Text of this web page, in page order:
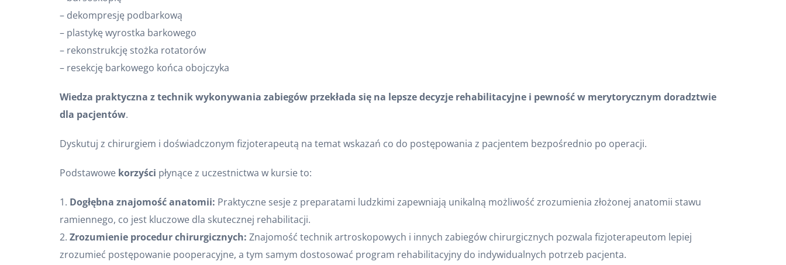
– dekompresję podbarkową
– plastykę wyrostka barkowego
– rekonstrukcję stożka rotatorów
– resekcję barkowego końca obojczyka
Wiedza praktyczna z technik wykonywania zabiegów przekłada się na lepsze decyzje rehabilitacyjne i pewność w merytorycznym doradztwie
dla pacjentów.
Dyskutuj z chirurgiem i doświadczonym fizjoterapeutą na temat wskazań co do postępowania z pacjentem bezpośrednio po operacji.
Podstawowe korzyści płynące z uczestnictwa w kursie to:
1. Dogłębna znajomość anatomii: Praktyczne sesje z preparatami ludzkimi zapewniają unikalną możliwość zrozumienia złożonej anatomii stawu
ramiennego, co jest kluczowe dla skutecznej rehabilitacji.
2. Zrozumienie procedur chirurgicznych: Znajomość technik artroskopowych i innych zabiegów chirurgicznych pozwala fizjoterapeutom lepiej
zrozumieć postępowanie pooperacyjne, a tym samym dostosować program rehabilitacyjny do indywidualnych potrzeb pacjenta.